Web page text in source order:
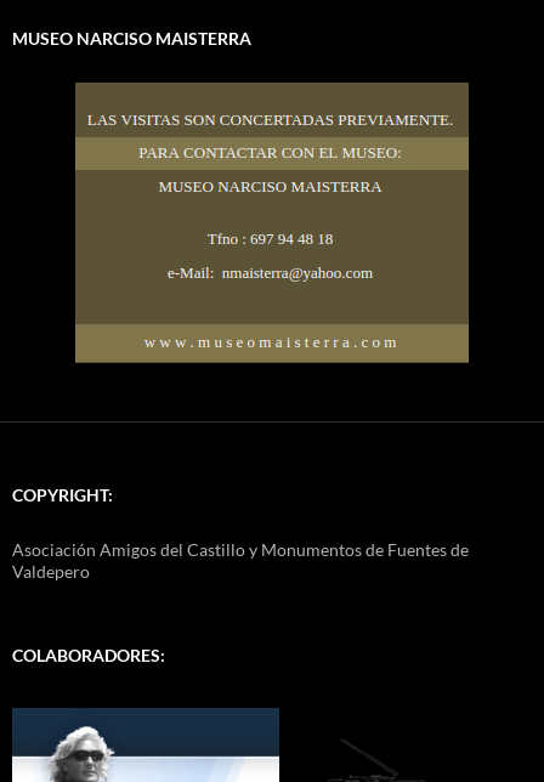
MUSEO NARCISO MAISTERRA
COPYRIGHT:
Asociación Amigos del Castillo y Monumentos de Fuentes de
Valdepero
COLABORADORES: